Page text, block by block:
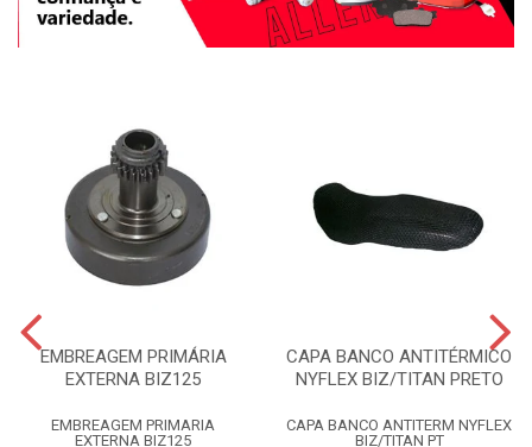
EMBREAGEM PRIMÁRIA
EXTERNA BIZ125
EMBREAGEM PRIMARIA
EXTERNA BIZ125
CAPA BANCO ANTITÉRMICO
NYFLEX BIZ/TITAN PRETO
CAPA BANCO ANTITERM NYFLEX
BIZ/TITAN PT